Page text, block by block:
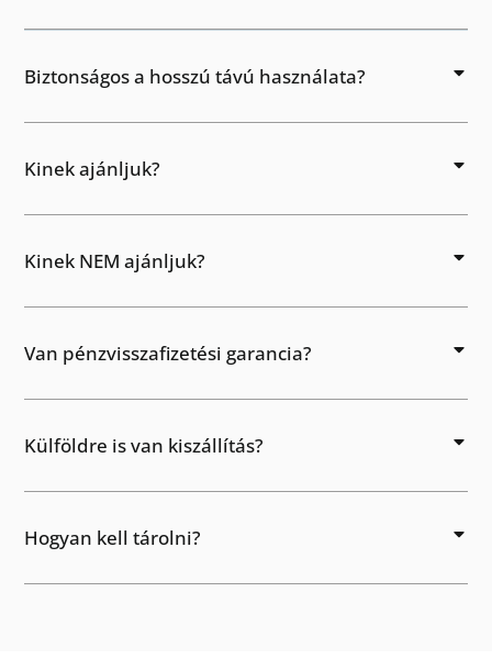
Biztonságos a hosszú távú használata?
Kinek ajánljuk?
Kinek NEM ajánljuk?
Van pénzvisszafizetési garancia?
Külföldre is van kiszállítás?
Hogyan kell tárolni?